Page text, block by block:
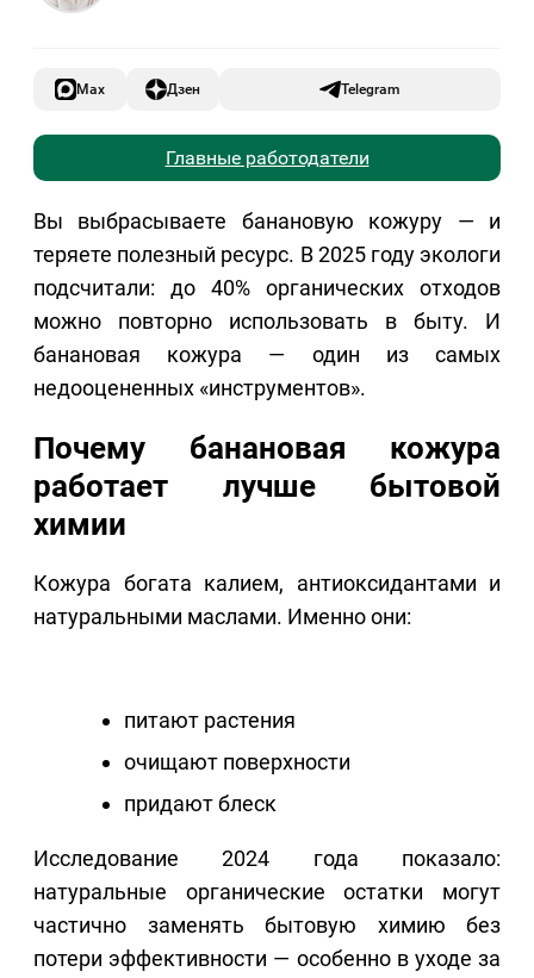
Max Дзен Telegram
Главные работодатели
Вы выбрасываете банановую кожуру — и
теряете полезный ресурс. В 2025 году экологи
подсчитали: до 40% органических отходов
можно повторно использовать в быту. И
банановая кожура — один из самых
недооцененных «инструментов».
Почему банановая кожура
работает лучше бытовой
химии
Кожура богата калием, антиоксидантами и
натуральными маслами. Именно они:
питают растения
очищают поверхности
придают блеск
Исследование 2024 года показало:
натуральные органические остатки могут
частично заменять бытовую химию без
потери эффективности — особенно в уходе за